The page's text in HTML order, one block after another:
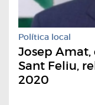
Política local
Josep
Sant Feliu,
2020